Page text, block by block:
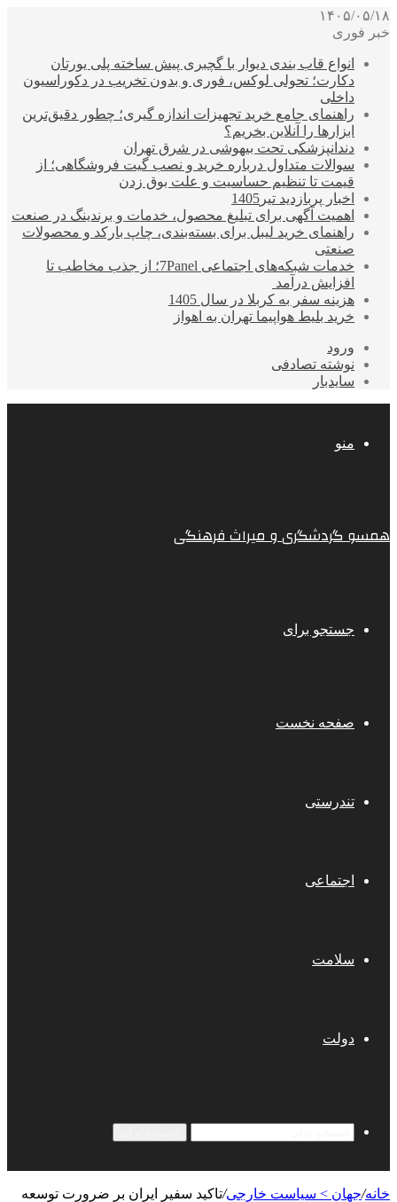
۱۴۰۵/۰۵/۱۸
خبر فوری
انواع قاب بندی دیوار با گچبری پیش ساخته پلی یورتان
دکارت؛ تحولی لوکس، فوری و بدون تخریب در دکوراسیون
داخلی
راهنمای جامع خرید تجهیزات اندازه گیری؛ چطور دقیق‌ترین
ابزارها را آنلاین بخریم؟
دندانپزشکی تحت بیهوشی در شرق تهران
سوالات متداول درباره خرید و نصب گیت فروشگاهی؛ از
قیمت تا تنظیم حساسیت و علت بوق زدن
اخبار پربازدید تیر1405
اهمیت آگهی برای تبلیغ محصول، خدمات و برندینگ در صنعت
راهنمای خرید لیبل برای بسته‌بندی، چاپ بارکد و محصولات
صنعتی
خدمات شبکه‌های اجتماعی 7Panel؛ از جذب مخاطب تا
افزایش درآمد
هزینه سفر به کربلا در سال 1405
خرید بلیط هواپیما تهران به اهواز
ورود
نوشته تصادفی
سایدبار
منو
همسو گردشگری و میراث فرهنگی
جستجو برای
صفحه نخست
تندرستی
اجتماعی
سلامت
دولت
خانه/جهان > سیاست خارجی/تاکید سفیر ایران بر ضرورت توسعه